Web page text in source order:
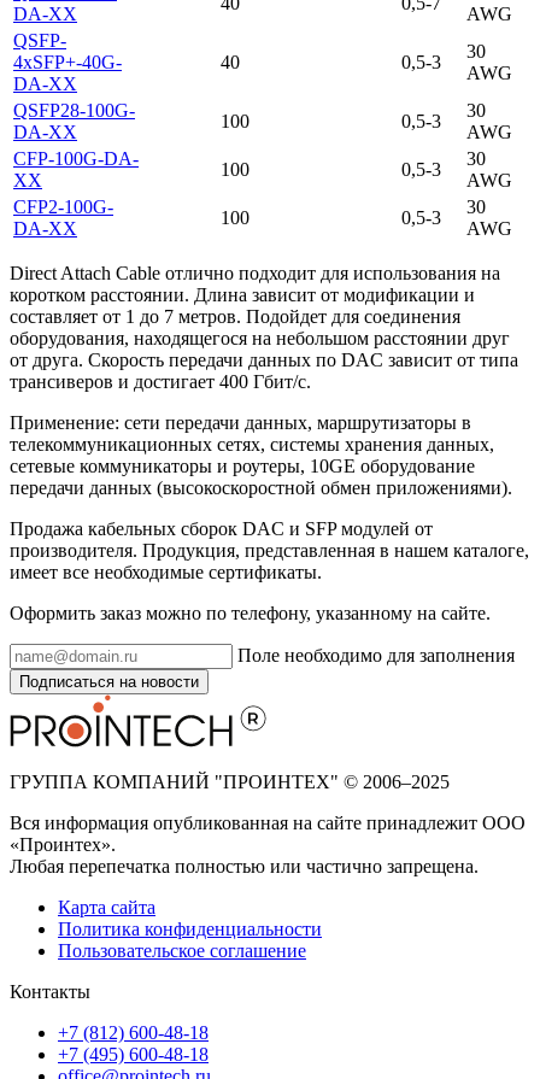
DA-XX
AWG
QSFP-
4xSFP+-40G-
DA-XX
40 0,5-3
30
AWG
QSFP28-100G-
DA-XX
100 0,5-3
30
AWG
CFP-100G-DA-
XX
100 0,5-3
30
AWG
CFP2-100G-
DA-XX
100 0,5-3
30
AWG
Direct Attach Cable отлично подходит для использования на
коротком расстоянии. Длина зависит от модификации и
составляет от 1 до 7 метров. Подойдет для соединения
оборудования, находящегося на небольшом расстоянии друг
от друга. Скорость передачи данных по DAC зависит от типа
трансиверов и достигает 400 Гбит/с.
Применение: сети передачи данных, маршрутизаторы в
телекоммуникационных сетях, системы хранения данных,
сетевые коммуникаторы и роутеры, 10GE оборудование
передачи данных (высокоскоростной обмен приложениями).
Продажа кабельных сборок DAC и SFP модулей от
производителя. Продукция, представленная в нашем каталоге,
имеет все необходимые сертификаты.
Оформить заказ можно по телефону, указанному на сайте.
Поле необходимо для заполнения
Подписаться на новости
ГРУППА КОМПАНИЙ "ПРОИНТЕХ" © 2006–2025
Вся информация опубликованная на сайте принадлежит ООО
«Проинтех».
Любая перепечатка полностью или частично запрещена.
Карта сайта
Политика конфиденциальности
Пользовательское соглашение
Контакты
+7 (812) 600-48-18
+7 (495) 600-48-18